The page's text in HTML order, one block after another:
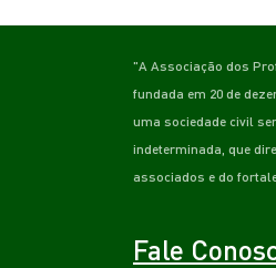
"A Associação dos
fundada em 20 de
uma sociedade civil
indeterminada, que
associados e do
Fale